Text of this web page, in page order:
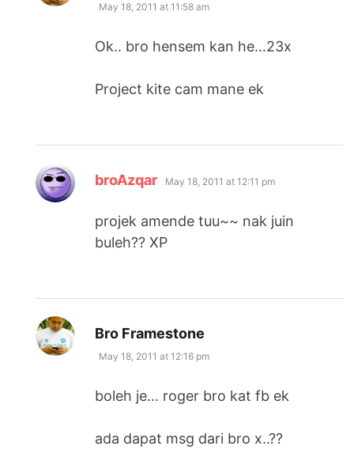
May 18, 2011 at 11:58 am
Ok.. bro hensem kan he…23x
Project kite cam mane ek
broAzqar says:
May 18, 2011 at 12:11 pm
projek amende tuu~~ nak juin
buleh?? XP
Bro Framestone
May 18, 2011 at 12:16 pm
boleh je… roger bro kat fb ek
ada dapat msg dari bro x..??